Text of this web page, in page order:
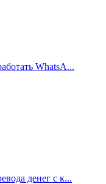
WhatsA...
денег с к...